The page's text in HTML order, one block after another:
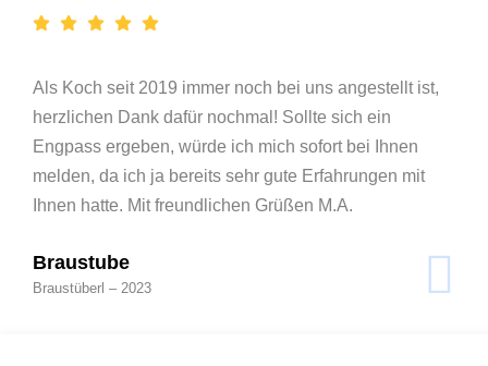
Als Koch seit 2019 immer noch bei uns angestellt ist,
herzlichen Dank dafür nochmal! Sollte sich ein
Engpass ergeben, würde ich mich sofort bei Ihnen
melden, da ich ja bereits sehr gute Erfahrungen mit
Ihnen hatte. Mit freundlichen Grüßen M.A.
Braustube
Braustüberl – 2023